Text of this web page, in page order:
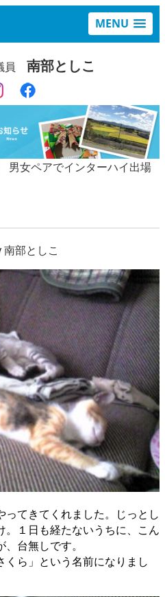
MENU
員 南部としこ
女ペアでインターハイ出場
南部としこ
てきてくれました。じっとし
１日も経たないうちに、こん
台無しです。
ら」という名前になりまし